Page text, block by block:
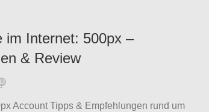
im Internet: 500px –
& Review
13
Account Tipps & Empfehlungen rund um